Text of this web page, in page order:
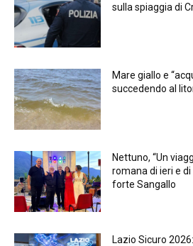
sulla spiaggia di
Mare giallo e
succedendo al
Nettuno, “Un
romana di ieri e di
forte Sangallo
Lazio Sicuro